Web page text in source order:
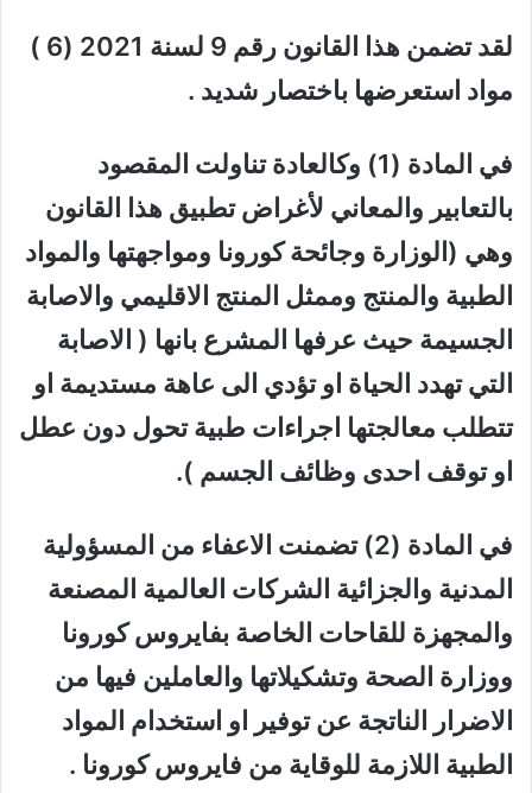
لقد تضمن هذا القانون رقم 9 لسنة 2021 (6 )
مواد استعرضها باختصار شديد .
في المادة (1) وكالعادة تناولت المقصود
بالتعابير والمعاني لأغراض تطبيق هذا القانون
وهي (الوزارة وجائحة كورونا ومواجهتها والمواد
الطبية والمنتج وممثل المنتج الاقليمي والاصابة
الجسيمة حيث عرفها المشرع بانها ( الاصابة
التي تهدد الحياة او تؤدي الى عاهة مستديمة او
تتطلب معالجتها اجراءات طبية تحول دون عطل
او توقف احدى وظائف الجسم ).
في المادة (2) تضمنت الاعفاء من المسؤولية
المدنية والجزائية الشركات العالمية المصنعة
والمجهزة للقاحات الخاصة بفايروس كورونا
ووزارة الصحة وتشكيلاتها والعاملين فيها من
الاضرار الناتجة عن توفير او استخدام المواد
الطبية اللازمة للوقاية من فايروس كورونا .